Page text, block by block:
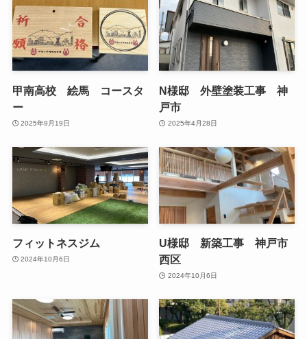
甲南高校 絵馬 コースタ
ー
2025年9月19日
N様邸 外壁塗装工事 神
戸市
2025年4月28日
フィットネスジム
2024年10月6日
U様邸 新築工事 神戸市
西区
2024年10月6日